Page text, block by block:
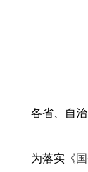
各省、自
为落实《